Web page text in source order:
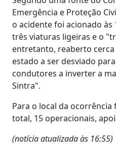
Emergência e Proteção
o acidente foi acionado às
três viaturas ligeiras e o
entretanto, reaberto cerca
estado a ser desviado
condutores a inverter a
Sintra".
Para o local da
total, 15 operacionais,
(notícia atualizada às 16:55)